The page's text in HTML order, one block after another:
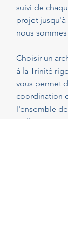
suivi de
projet jusqu'à
nous
Choisir un
à la Trinité
vous permet
coordination
l'ensemble
veillant au